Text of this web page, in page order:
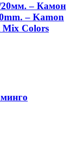
20мм. – Камон
– Kamon
Mix Colors